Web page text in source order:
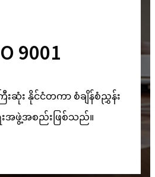
9001
းဆုံး နိုင်ငံတကာ စံချိန်စံညွှန်း
အဖွဲ့အစည်းဖြစ်သည်။